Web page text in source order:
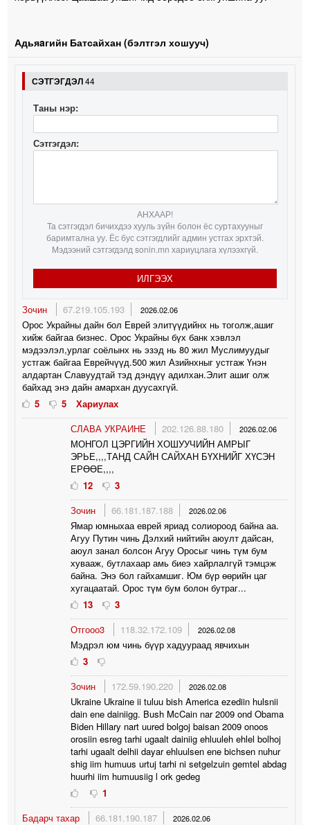
Адьяaгийн Батсайхан (бэлтгэл хошууч)
СЭТГЭГДЭЛ44
Таны нэр:
Сэтгэгдэл:
АНХААР!
Та сэтгэгдэл бичихдээ хууль зүйн болон ёс суртахууныг
баримтална уу. Ёс бус сэтгэгдлийг админ устгах эрхтэй.
Мэдээний сэтгэгдэлд sonin.mn хариуцлага хүлээхгүй.
ИЛГЭЭХ
Зочин 67.219.105.193 2026.02.06
Орос Украйны дайн бол Еврей элитүүдийнх нь тоголж,ашиг
хийж байгаа бизнес. Орос Украйны бүх банк хэвлэл
мэдээлэл,урлаг соёлынх нь эзэд нь 80 жил Муслимуудыг
устгаж байгаа Еврейчүүд.500 жил Азийнхныг устгаж Үнэн
алдартан Славуудтай тэд дэндүү адилхан.Элит ашиг олж
байхад энэ дайн амархан дуусахгүй.
5
5
Хариулах
СЛАВА УКРАИНЕ
202.126.88.180 2026.02.06
МОНГОЛ ЦЭРГИЙН ХОШУУЧИЙН АМРЫГ
ЭРЬЕ,,,,ТАНД САЙН САЙХАН БҮХНИЙГ ХҮСЭН
ЕРӨӨЕ,,,,
12
3
Зочин
66.181.187.188 2026.02.06
Ямар юмныхаа еврей яриад солиороод байна аа.
Агуу Путин чинь Дэлхий нийтийн аюулт дайсан,
аюул занал болсон Агуу Оросыг чинь түм бум
хувааж, бутлахаар амь биеэ хайрлалгүй тэмцэж
байна. Энэ бол гайхамшиг. Юм бүр өөрийн цаг
хугацаатай. Орос түм бум болон бутраг...
13
3
Отгооо3
118.32.172.109 2026.02.08
Мэдрэл юм чинь бүүр хадуураад явчихын
3
Зочин
172.59.190.220 2026.02.08
Ukraine Ukraine ii tuluu bish America ezediin hulsnii
dain ene dainiigg. Bush McCain nar 2009 ond Obama
Biden Hillary nart uured bolgoj baisan 2009 onoos
orosiin esreg tarhi ugaalt dainiig ehluuleh ehlel bolhoj
tarhi ugaalt delhii dayar ehluulsen ene bichsen nuhur
shig iim humuus urtuj tarhi ni setgelzuin gemtel abdag
huurhi iim humuusiig l ork gedeg
1
Бадарч тахар
66.181.190.187 2026.02.06